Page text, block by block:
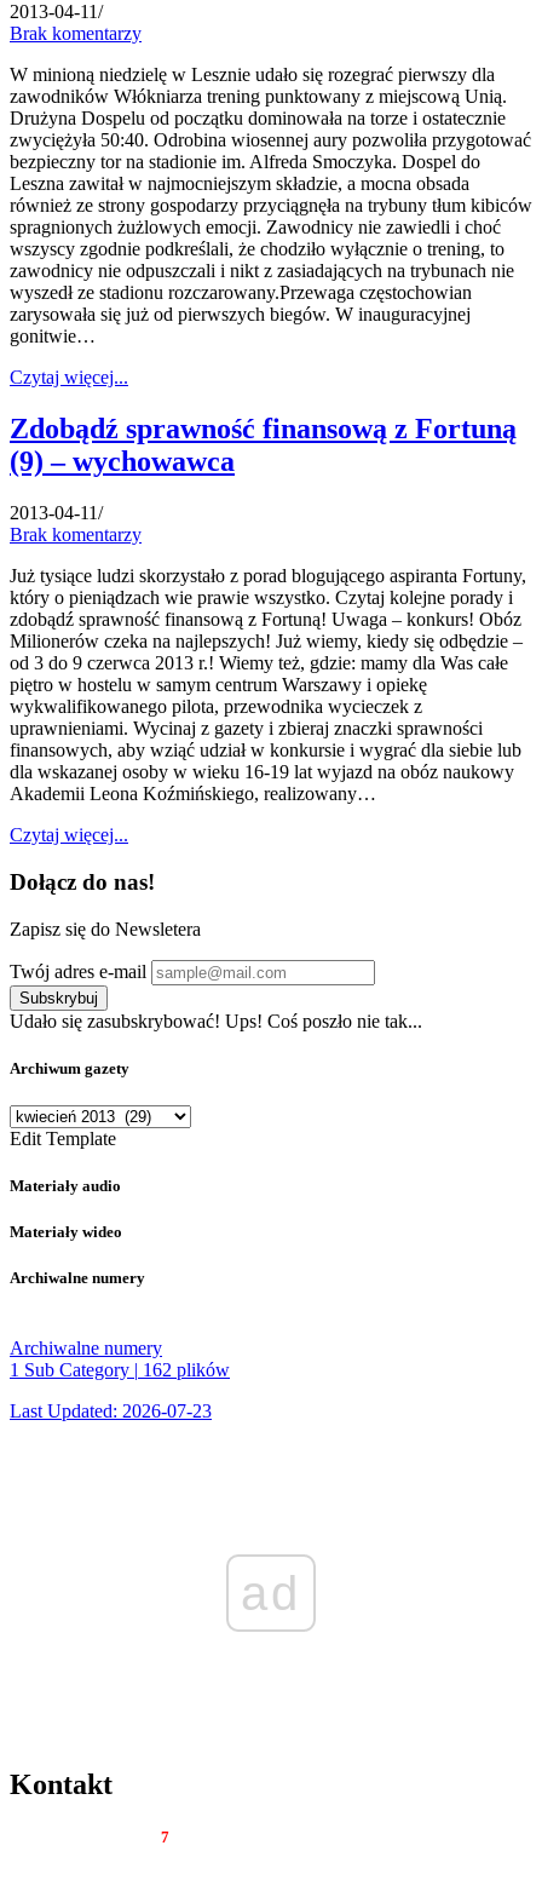
2013-04-11/
Brak komentarzy
W minioną niedzielę w Lesznie udało się rozegrać pierwszy dla
zawodników Włókniarza trening punktowany z miejscową Unią.
Drużyna Dospelu od początku dominowała na torze i ostatecznie
zwyciężyła 50:40. Odrobina wiosennej aury pozwoliła przygotować
bezpieczny tor na stadionie im. Alfreda Smoczyka. Dospel do
Leszna zawitał w najmocniejszym składzie, a mocna obsada
również ze strony gospodarzy przyciągnęła na trybuny tłum kibiców
spragnionych żużlowych emocji. Zawodnicy nie zawiedli i choć
wszyscy zgodnie podkreślali, że chodziło wyłącznie o trening, to
zawodnicy nie odpuszczali i nikt z zasiadających na trybunach nie
wyszedł ze stadionu rozczarowany.Przewaga częstochowian
zarysowała się już od pierwszych biegów. W inauguracyjnej
gonitwie…
Czytaj więcej...
Zdobądź sprawność finansową z Fortuną
(9) – wychowawca
2013-04-11/
Brak komentarzy
Już tysiące ludzi skorzystało z porad blogującego aspiranta Fortuny,
który o pieniądzach wie prawie wszystko. Czytaj kolejne porady i
zdobądź sprawność finansową z Fortuną! Uwaga – konkurs! Obóz
Milionerów czeka na najlepszych! Już wiemy, kiedy się odbędzie –
od 3 do 9 czerwca 2013 r.! Wiemy też, gdzie: mamy dla Was całe
piętro w hostelu w samym centrum Warszawy i opiekę
wykwalifikowanego pilota, przewodnika wycieczek z
uprawnieniami. Wycinaj z gazety i zbieraj znaczki sprawności
finansowych, aby wziąć udział w konkursie i wygrać dla siebie lub
dla wskazanej osoby w wieku 16-19 lat wyjazd na obóz naukowy
Akademii Leona Koźmińskiego, realizowany…
Czytaj więcej...
Dołącz do nas!
Zapisz się do Newsletera
Twój adres e-mail
Subskrybuj
Udało się zasubskrybować! Ups! Coś poszło nie tak...
Archiwum gazety
Archiwum
gazety
Edit Template
Materiały audio
Materiały wideo
Archiwalne numery
Archiwalne numery
1 Sub Category | 162 plików
Last Updated: 2026-07-23
ad
Kontakt
7